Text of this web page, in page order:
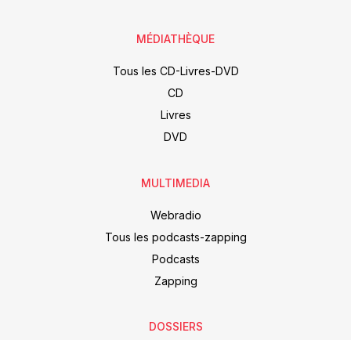
MÉDIATHÈQUE
Tous les CD-Livres-DVD
CD
Livres
DVD
MULTIMEDIA
Webradio
Tous les podcasts-zapping
Podcasts
Zapping
DOSSIERS